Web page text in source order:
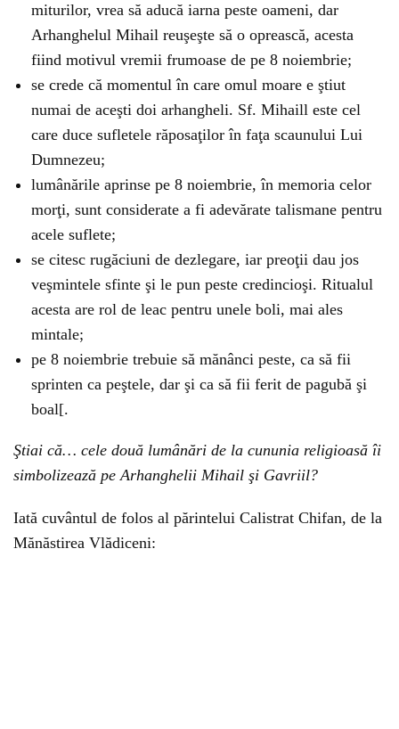
miturilor, vrea să aducă iarna peste oameni, dar
Arhanghelul Mihail reuşeşte să o oprească, acesta
fiind motivul vremii frumoase de pe 8 noiembrie;
se crede că momentul în care omul moare e ştiut
numai de aceşti doi arhangheli. Sf. Mihaill este cel
care duce sufletele răposaţilor în faţa scaunului Lui
Dumnezeu;
lumânările aprinse pe 8 noiembrie, în memoria celor
morţi, sunt considerate a fi adevărate talismane pentru
acele suflete;
se citesc rugăciuni de dezlegare, iar preoţii dau jos
veşmintele sfinte şi le pun peste credincioşi. Ritualul
acesta are rol de leac pentru unele boli, mai ales
mintale;
pe 8 noiembrie trebuie să mănânci peste, ca să fii
sprinten ca peştele, dar şi ca să fii ferit de pagubă şi
boal[.
Ştiai că… cele două lumânări de la cununia religioasă îi
simbolizează pe Arhanghelii Mihail şi Gavriil?
Iată cuvântul de folos al părintelui Calistrat Chifan, de la
Mănăstirea Vlădiceni: